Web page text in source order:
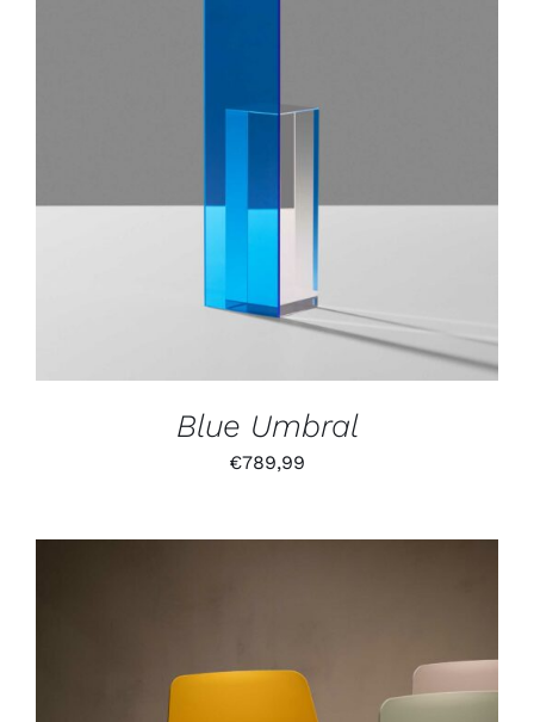
IN DEN WARENKORB
Blue Umbral
€789,99